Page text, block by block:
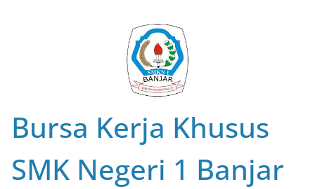
Bursa Kerja Khusus
SMK Negeri 1 Banjar